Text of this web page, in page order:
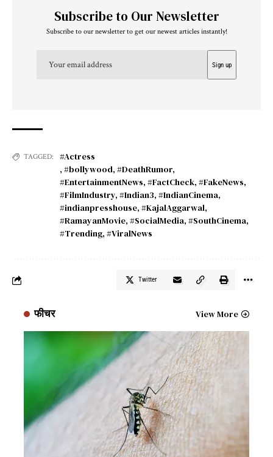
Subscribe to Our Newsletter
Subscribe to our newsletter to get our newest articles instantly!
TAGGED:
#Actress
, #bollywood, #DeathRumor,
#EntertainmentNews, #FactCheck, #FakeNews,
#FilmIndustry, #Indian3, #IndianCinema,
#indianpresshouse, #KajalAggarwal,
#RamayanMovie, #SocialMedia, #SouthCinema,
#Trending, #ViralNews
Twitter
फीचर View More